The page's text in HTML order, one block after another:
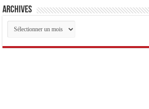
Archives
Archives